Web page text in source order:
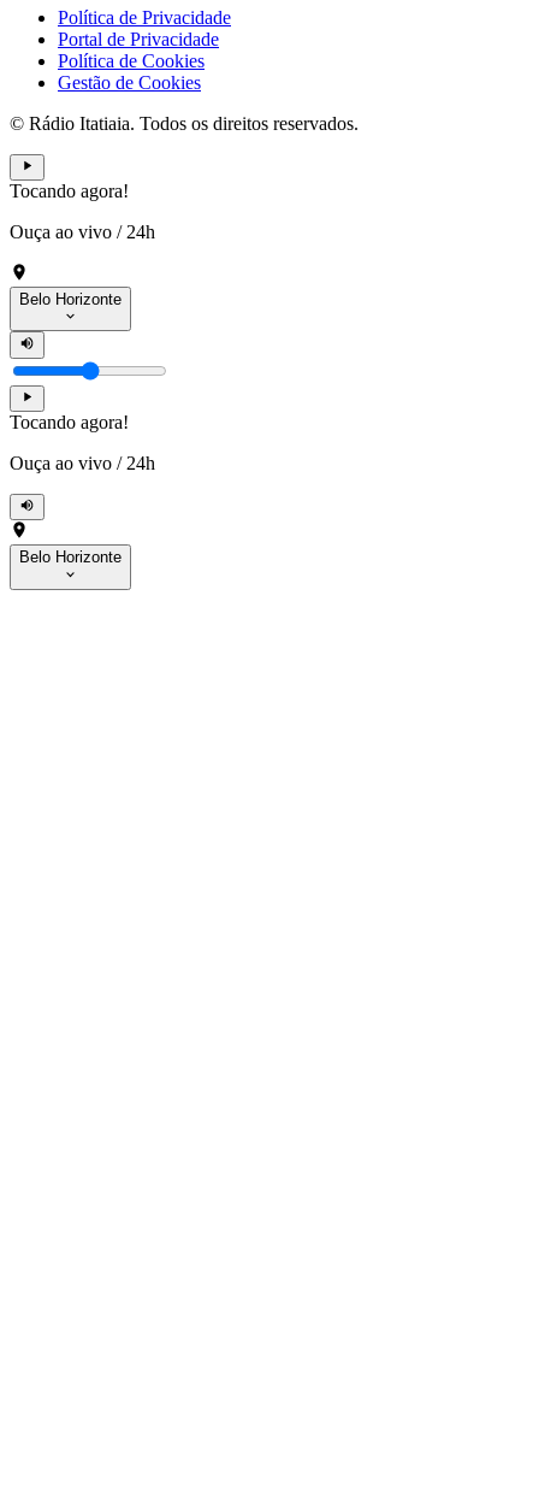
Política de Privacidade
Portal de Privacidade
Política de Cookies
Gestão de Cookies
© Rádio Itatiaia. Todos os direitos reservados.
Tocando agora!
Ouça ao vivo / 24h
Belo Horizonte
Tocando agora!
Ouça ao vivo / 24h
Belo Horizonte